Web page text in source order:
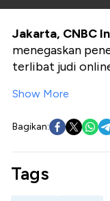
Jakarta, CNBC
menegaskan
terlibat judi
Show More
Bagikan:
Tags